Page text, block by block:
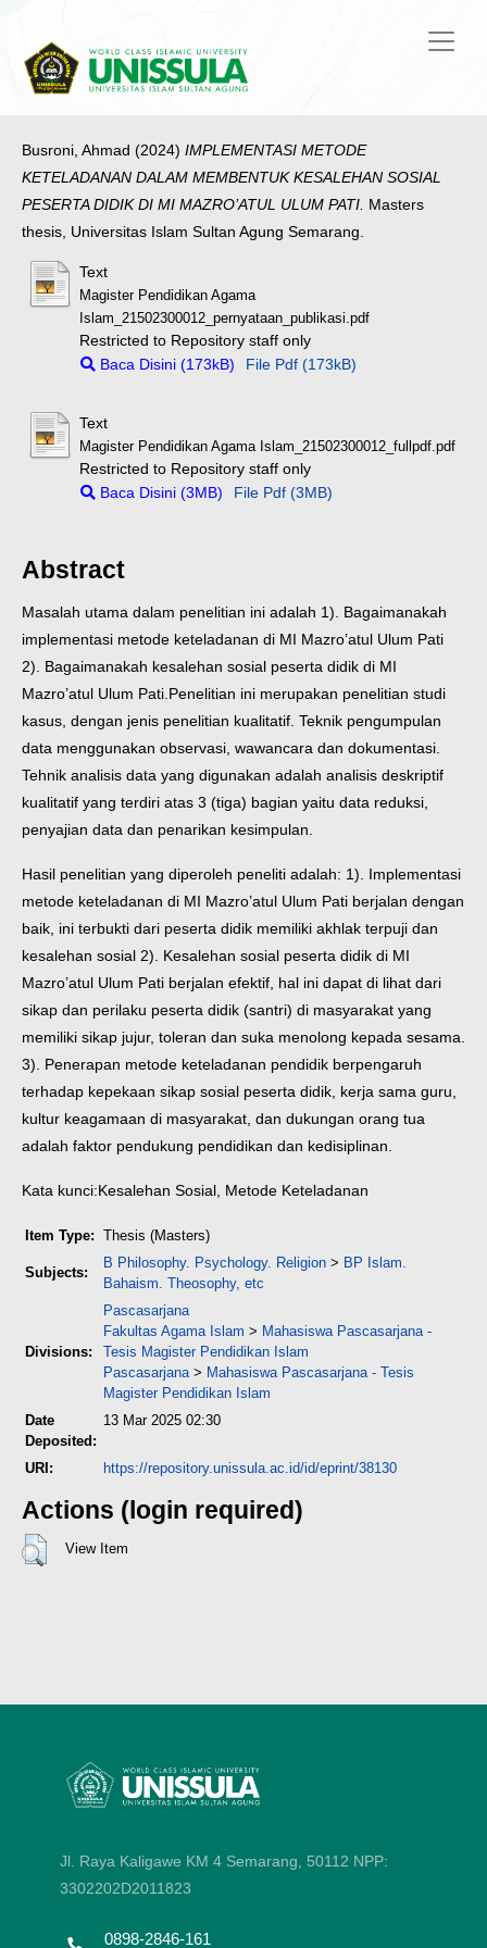
Busroni, Ahmad (2024) IMPLEMENTASI METODE
KETELADANAN DALAM MEMBENTUK KESALEHAN SOSIAL
PESERTA DIDIK DI MI MAZRO’ATUL ULUM PATI. Masters
thesis, Universitas Islam Sultan Agung Semarang.
Text
Magister Pendidikan Agama
Islam_21502300012_pernyataan_publikasi.pdf
Restricted to Repository staff only
Baca Disini (173kB)
File Pdf (173kB)
Text
Magister Pendidikan Agama Islam_21502300012_fullpdf.pdf
Restricted to Repository staff only
Baca Disini (3MB)
File Pdf (3MB)
Abstract
Masalah utama dalam penelitian ini adalah 1). Bagaimanakah
implementasi metode keteladanan di MI Mazro’atul Ulum Pati
2). Bagaimanakah kesalehan sosial peserta didik di MI
Mazro’atul Ulum Pati.Penelitian ini merupakan penelitian studi
kasus, dengan jenis penelitian kualitatif. Teknik pengumpulan
data menggunakan observasi, wawancara dan dokumentasi.
Tehnik analisis data yang digunakan adalah analisis deskriptif
kualitatif yang terdiri atas 3 (tiga) bagian yaitu data reduksi,
penyajian data dan penarikan kesimpulan.
Hasil penelitian yang diperoleh peneliti adalah: 1). Implementasi
metode keteladanan di MI Mazro’atul Ulum Pati berjalan dengan
baik, ini terbukti dari peserta didik memiliki akhlak terpuji dan
kesalehan sosial 2). Kesalehan sosial peserta didik di MI
Mazro’atul Ulum Pati berjalan efektif, hal ini dapat di lihat dari
sikap dan perilaku peserta didik (santri) di masyarakat yang
memiliki sikap jujur, toleran dan suka menolong kepada sesama.
3). Penerapan metode keteladanan pendidik berpengaruh
terhadap kepekaan sikap sosial peserta didik, kerja sama guru,
kultur keagamaan di masyarakat, dan dukungan orang tua
adalah faktor pendukung pendidikan dan kedisiplinan.
Kata kunci:Kesalehan Sosial, Metode Keteladanan
Item Type: Thesis (Masters)
Subjects:
B Philosophy. Psychology. Religion > BP Islam.
Bahaism. Theosophy, etc
Divisions:
Pascasarjana
Fakultas Agama Islam > Mahasiswa Pascasarjana -
Tesis Magister Pendidikan Islam
Pascasarjana> Mahasiswa Pascasarjana - Tesis
Magister Pendidikan Islam
Date
Deposited:
13 Mar 2025 02:30
URI: https://repository.unissula.ac.id/id/eprint/38130
Actions (login required)
View Item
Jl. Raya Kaligawe KM 4 Semarang, 50112 NPP:
3302202D2011823
0898-2846-161